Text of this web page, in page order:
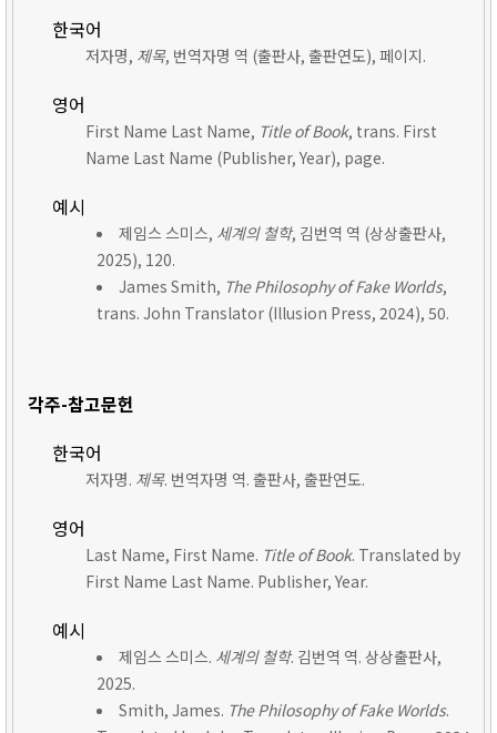
한국어
저자명, 제목, 번역자명 역 (출판사, 출판연도), 페이지.
영어
First Name Last Name, Title of Book, trans. First
Name Last Name (Publisher, Year), page.
예시
제임스 스미스, 세계의 철학, 김번역 역 (상상출판사,
2025), 120.
James Smith, The Philosophy of Fake Worlds,
trans. John Translator (Illusion Press, 2024), 50.
각주-참고문헌
한국어
저자명. 제목. 번역자명 역. 출판사, 출판연도.
영어
Last Name, First Name. Title of Book. Translated by
First Name Last Name. Publisher, Year.
예시
제임스 스미스. 세계의 철학. 김번역 역. 상상출판사,
2025.
Smith, James. The Philosophy of Fake Worlds.